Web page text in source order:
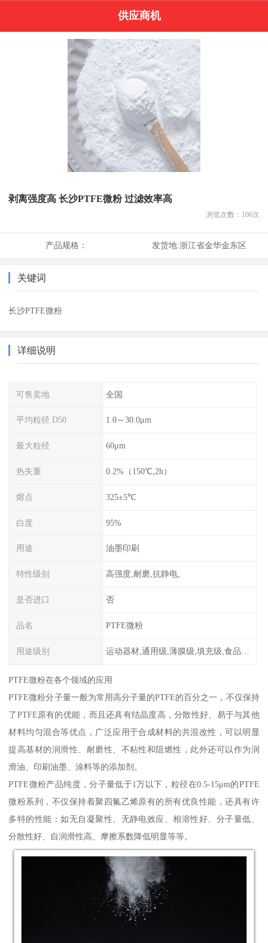
供应商机
剥离强度高 长沙PTFE微粉 过滤效率高
浏览次数： 106次
产品规格： 发货地:浙江省金华金东区
关键词
长沙PTFE微粉
详细说明
可售卖地 全国
平均粒径 D50 1.0～30.0μm
最大粒径 60μm
热失重 0.2%（150℃,2h）
熔点 325±5℃
白度 95%
用途 油墨印刷
特性级别 高强度,耐磨,抗静电,
是否进口 否
品名 PTFE微粉
用途级别
PTFE微粉在各个领域的应用
PTFE微粉分子量一般为常用高分子量的PTFE的百分之一，不仅保持
了PTFE原有的优能，而且还具有结晶度高，分散性好、易于与其他
材料均匀混合等优点，广泛应用于合成材料的共混改性，可以明显
提高基材的润滑性、耐磨性、不粘性和阻燃性，此外还可以作为润
滑油、印刷油墨、涂料等的添加剂。
PTFE微粉产品纯度，分子量低于1万以下，粒径在0.5-15μm的PTFE
微粉系列，不仅保持着聚四氟乙烯原有的所有优良性能，还具有许
多特的性能：如无自凝聚性、无静电效应、相溶性好、分子量低、
分散性好、自润滑性高、摩擦系数降低明显等等。